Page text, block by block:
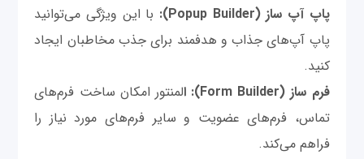
پاپ آپ ساز (Popup Builder):
با این ویژگی می‌توانید
پاپ آپ‌های جذاب و هدفمند برای جذب مخاطبان ایجاد
کنید.
فرم ساز (Form Builder): ا
لمنتور امکان ساخت فرم‌های
تماس، فرم‌های عضویت و سایر فرم‌های مورد نیاز را
فراهم می‌کند.